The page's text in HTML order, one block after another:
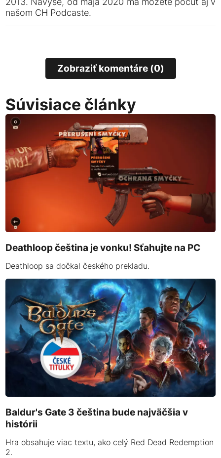
našom CH Podcaste.
Zobraziť komentáre (0)
Súvisiace články
Deathloop čeština je vonku! Sťahujte na PC
Deathloop sa dočkal českého prekladu.
Baldur's Gate 3 čeština bude najväčšia v
histórii
Hra obsahuje viac textu, ako celý Red Dead Redemption
2.